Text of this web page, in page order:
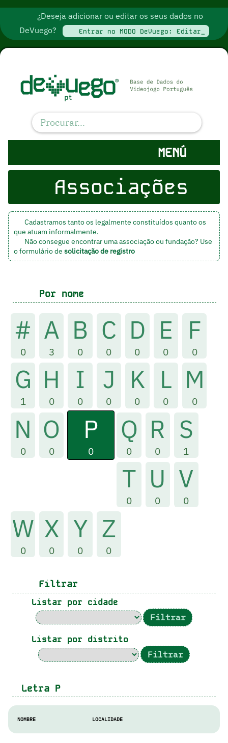
¿Deseja adicionar ou editar os seus dados no
DeVuego?
Entrar no MODO DeVuego: Editar_
MENÚ
Associações
Cadastramos tanto os legalmente constituídos quanto os
que atuam informalmente.
Não consegue encontrar uma associação ou fundação? Use
o formulário de solicitação de registro
Por nome
#
0
A
3
B
0
C
0
D
0
E
0
F
0
G
1
H
0
I
0
J
0
K
0
L
0
M
0
N
0
O
0
P
0
Q
0
R
0
S
1
T
0
U
0
V
0
W
0
X
0
Y
0
Z
0
Filtrar
Listar por cidade
Listar por distrito
Letra P
NOMBRE LOCALIDADE